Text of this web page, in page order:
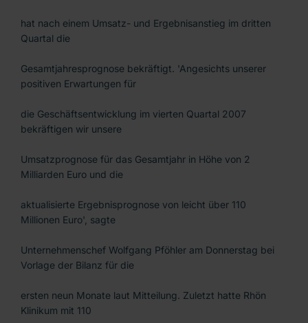
hat nach einem Umsatz- und Ergebnisanstieg im dritten
Quartal die
Gesamtjahresprognose bekräftigt. 'Angesichts unserer
positiven Erwartungen für
die Geschäftsentwicklung im vierten Quartal 2007
bekräftigen wir unsere
Umsatzprognose für das Gesamtjahr in Höhe von 2
Milliarden Euro und die
aktualisierte Ergebnisprognose von leicht über 110
Millionen Euro', sagte
Unternehmenschef Wolfgang Pföhler am Donnerstag bei
Vorlage der Bilanz für die
ersten neun Monate laut Mitteilung. Zuletzt hatte Rhön
Klinikum mit 110